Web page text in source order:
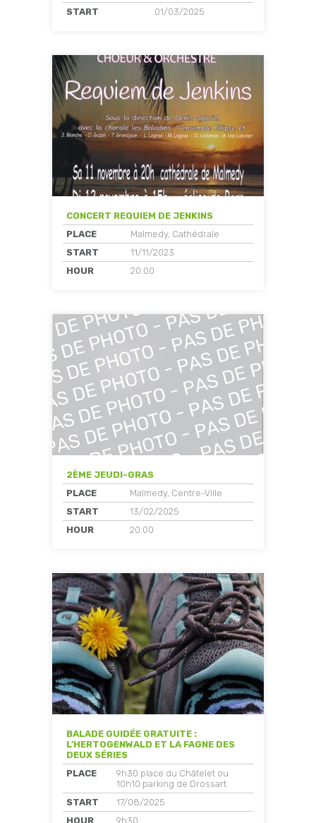
START
01/03/2025
CONCERT REQUIEM DE JENKINS
PLACE
Malmedy, Cathédrale
START
11/11/2023
HOUR
20:00
2ÈME JEUDI-GRAS
PLACE
Malmedy, Centre-Ville
START
13/02/2025
HOUR
20:00
BALADE GUIDÉE GRATUITE :
L’HERTOGENWALD ET LA FAGNE DES
DEUX SÉRIES
PLACE
9h30 place du Châtelet ou
10h10 parking de Drossart
START
17/08/2025
HOUR
9h30